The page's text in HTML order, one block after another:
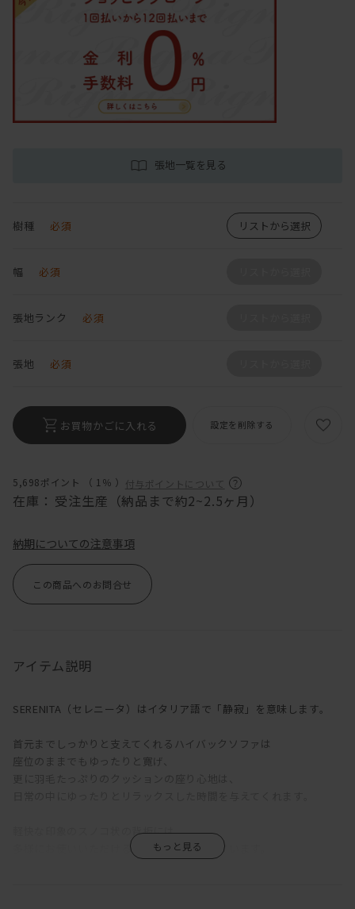
5,698ポイント （ 1％ ） 付与ポイントについて
在庫： 受注生産（納品まで約2~2.5ヶ月）
張地一覧を見る
樹種 必須 リストから選択
幅 必須
張地ランク 必須
張地 必須
お買物かごに入れる 設定を削除する
納期についての注意事項
この商品へのお問合せ
アイテム説明
SERENITA（セレニータ）はイタリア語で「静寂」を意味します。
首元までしっかりと支えてくれるハイバックソファは
座位のままでもゆったりと寛げ、
軽快な印象のスノコ状の背板には、
多様にお使いいただけるカウンターがついています。